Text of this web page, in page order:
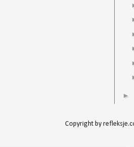
►
Copyright by